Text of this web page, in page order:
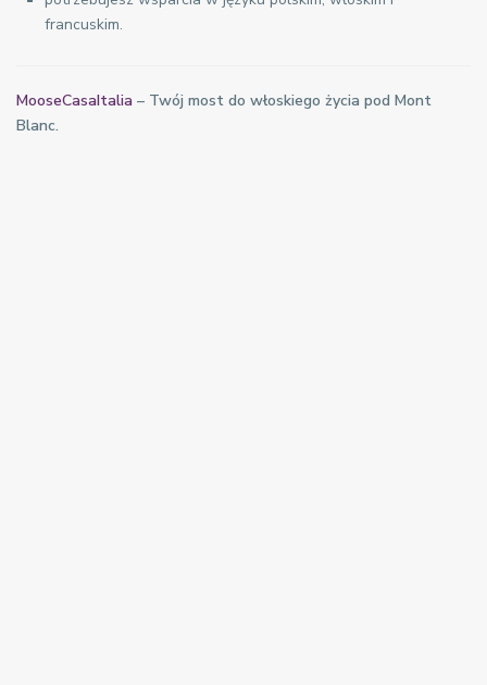
francuskim.
MooseCasaItalia – Twój most do włoskiego życia pod Mont
Blanc.